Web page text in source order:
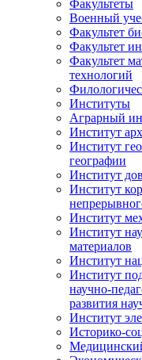
Факультеты
Военный
Факультет
Факультет
Факультет
технологий
Институты
Аграрный
Институт
Институт
географии
Институт
Институт
Институт
Институт
материалов
Институт
Институт
научно-
развития
Институт
Историко-